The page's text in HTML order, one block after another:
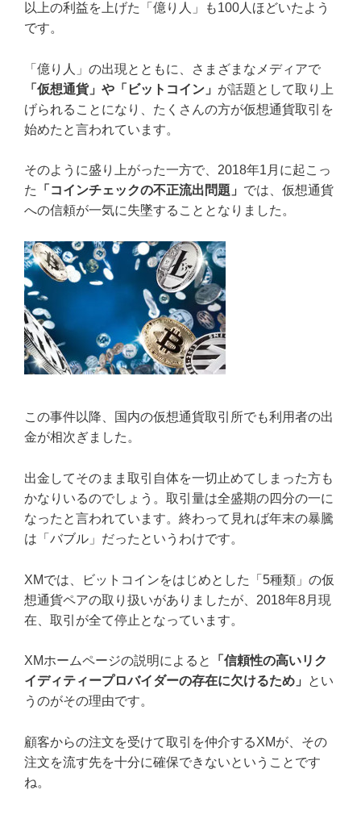
以上の利益を上げた「億り人」も100人ほどいたよう
です。
「億り人」の出現とともに、さまざまなメディアで
「仮想通貨」や「ビットコイン」 が話題として取り上
げられることになり、たくさんの方が仮想通貨取引を
始めたと言われています。
そのように盛り上がった一方で、2018年1月に起こっ
た
「コインチェックの不正流出問題」 では、仮想通貨
への信頼が一気に失墜することとなりました。
この事件以降、国内の仮想通貨取引所でも利用者の出
金が相次ぎました。
出金してそのまま取引自体を一切止めてしまった方も
かなりいるのでしょう。取引量は全盛期の四分の一に
なったと言われています。終わって見れば年末の暴騰
は「バブル」だったというわけです。
XMでは、ビットコインをはじめとした「5種類」の仮
想通貨ペアの取り扱いがありましたが、2018年8月現
在、取引が全て停止となっています。
XMホームページの説明によると
「信頼性の高いリク
イディティープロバイダーの存在に欠けるため」
とい
うのがその理由です。
顧客からの注文を受けて取引を仲介するXMが、その
注文を流す先を十分に確保できないということです
ね。